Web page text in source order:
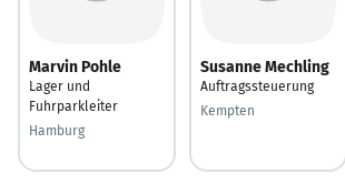
Marvin Pohle
Lager und
Fuhrparkleiter
Hamburg
Susanne Mechling
Auftragssteuerung
Kempten